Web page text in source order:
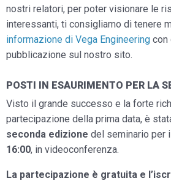
nostri relatori, per poter visionare le
interessanti, ti consigliamo di tenere
informazione di Vega Engineering con
pubblicazione sul nostro sito.
POSTI IN ESAURIMENTO PER LA
Visto il grande successo e la forte
partecipazione della prima data, è
seconda edizione del seminario per
16:00, in videoconferenza.
La partecipazione è gratuita e